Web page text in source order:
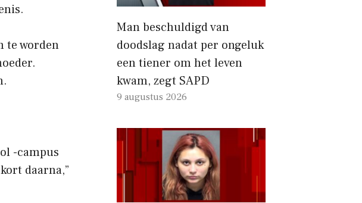
te worden
-campus
daarna,”
Man beschuldigd van
doodslag nadat per ongeluk
een tiener om het leven
kwam, zegt SAPD
9 augustus 2026